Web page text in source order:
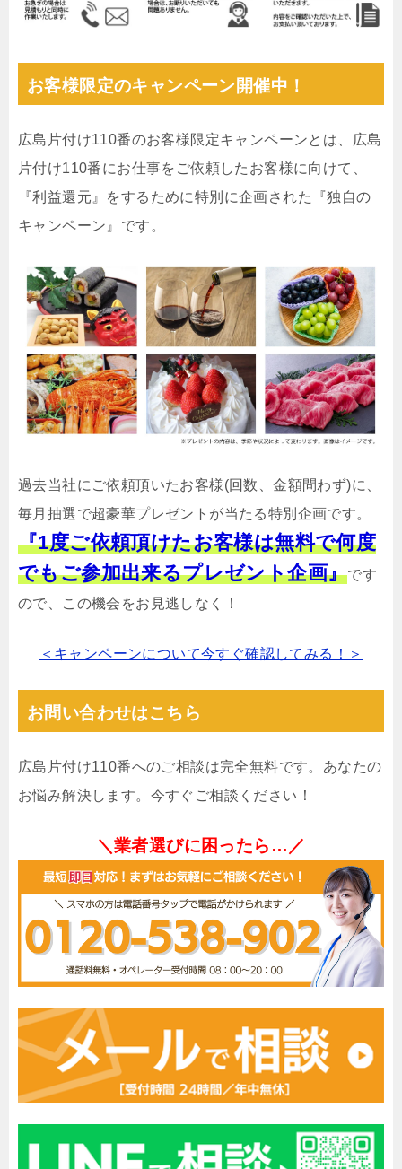
お客様限定のキャンペーン開催中！
広島片付け110番のお客様限定キャンペーンとは、広島
片付け110番にお仕事をご依頼したお客様に向けて、
『利益還元』をするために特別に企画された『独自の
キャンペーン』です。
過去当社にご依頼頂いたお客様(回数、金額問わず)に、
毎月抽選で超豪華プレゼントが当たる特別企画です。
『1度ご依頼頂けたお客様は無料で何度
でもご参加出来るプレゼント企画』です
ので、この機会をお見逃しなく！
＜キャンペーンについて今すぐ確認してみる！＞
お問い合わせはこちら
広島片付け110番へのご相談は完全無料です。あなたの
お悩み解決します。今すぐご相談ください！
＼業者選びに困ったら…／